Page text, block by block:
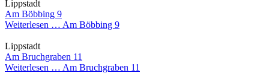
Lippstadt
Am Böbbing 9
Weiterlesen … Am Böbbing 9
Lippstadt
Am Bruchgraben 11
Weiterlesen … Am Bruchgraben 11